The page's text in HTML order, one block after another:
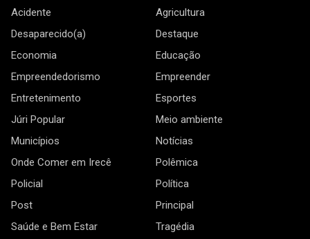
Acidente
Agricultura
Desaparecido(a)
Destaque
Economia
Educação
Empreendedorismo
Empreender
Entretenimento
Esportes
Júri Popular
Meio ambiente
Municípios
Notícias
Onde Comer em Irecê
Polêmica
Policial
Política
Post
Principal
Saúde e Bem Estar
Tragédia